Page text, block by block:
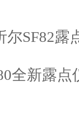
尔SF82露
全新露